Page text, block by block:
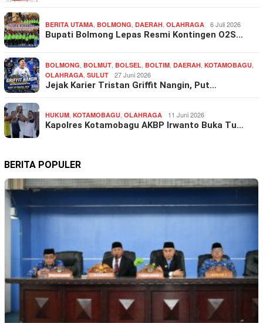
BERITA UTAMA, BOLMONG, DAERAH, OLAHRAGA 6 Juli 2026
Bupati Bolmong Lepas Resmi Kontingen O2S…
BOLMONG, BOLMUT, BOLSEL, BOLTIM, DAERAH, KOTAMOBAGU,
OLAHRAGA, SULUT 27 Juni 2026
Jejak Karier Tristan Griffit Nangin, Put…
HUKUM, KOTAMOBAGU, OLAHRAGA 11 Juni 2026
Kapolres Kotamobagu AKBP Irwanto Buka Tu…
BERITA POPULER